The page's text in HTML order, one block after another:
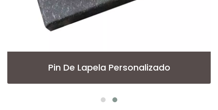
Pin De Lapela Personalizado